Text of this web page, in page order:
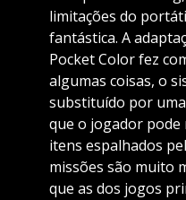
limitações do
fantástica. A
Pocket Color fez
algumas coisas, o
substituído por
que o jogador
itens espalhados
missões são muito
que as dos jogos